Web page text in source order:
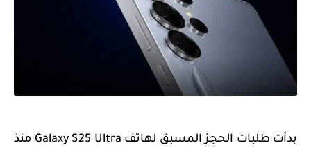
بدأت طلبات الحجز المسبق لهاتف Galaxy S25 Ultra منذ